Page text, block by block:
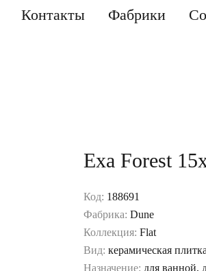
Контакты Фабрики
Exa Forest
Код: 188691
Фабрика: Dune
Коллекция: Flat
Вид: керамическая
Назначение: для ванной,